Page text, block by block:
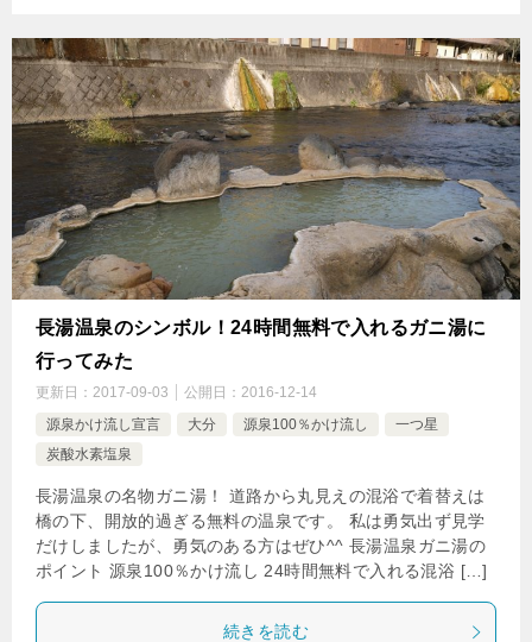
長湯温泉のシンボル！24時間無料で入れるガニ湯に
行ってみた
更新日： 2017-09-03 公開日： 2016-12-14
源泉かけ流し宣言
大分 源泉100％かけ流し
一つ星
炭酸水素塩泉
長湯温泉の名物ガニ湯！ 道路から丸見えの混浴で着替えは
橋の下、開放的過ぎる無料の温泉です。 私は勇気出ず見学
だけしましたが、勇気のある方はぜひ^^ 長湯温泉ガニ湯の
ポイント 源泉100％かけ流し 24時間無料で入れる混浴 […]
続きを読む